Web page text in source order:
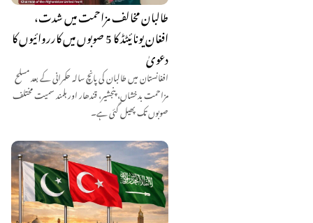
طالبان مخالف مزاحمت میں شدت،
افغان یونائیٹڈ کا 5 صوبوں میں کارروائیوں کا
دعویٰ
افغانستان میں طالبان کی پانچ سالہ حکمرانی کے بعد مسلح
مزاحمت بدخشاں، پنجشیر، قندھار اور ہلمند سمیت مختلف
صوبوں تک پھیل گئی ہے۔